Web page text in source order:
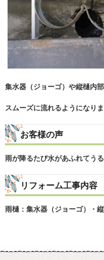
集水器（ジョーゴ）や縦樋内
スムーズに流れるようになりま
お客様の声
雨が降るたび水があふれてう
リフォーム工事内容
雨樋：集水器（ジョーゴ）・